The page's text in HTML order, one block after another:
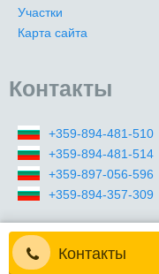
Контакты
Участки
Карта сайта
Контакты
+359-894-481-510
+359-894-481-514
+359-897-056-596
+359-894-357-309
2009-2026 (c) Все